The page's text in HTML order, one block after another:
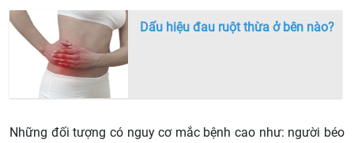
Dấu hiệu đau ruột thừa ở bên nào?
Những đối tượng có nguy cơ mắc bệnh cao như: người béo